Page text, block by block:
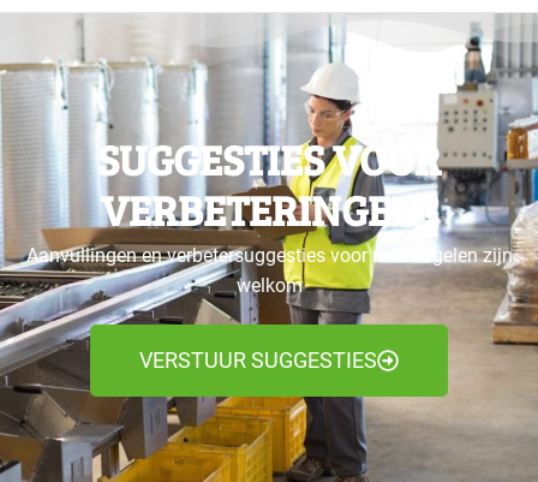
SUGGESTIES VOOR
VERBETERINGEN?
Aanvullingen en verbetersuggesties voor maatregelen zijn
welkom
VERSTUUR SUGGESTIES